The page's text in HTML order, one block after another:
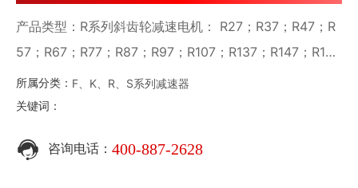
产品类型：R系列斜齿轮减速电机： R27；R37；R47；R
57；R67；R77；R87；R97；R107；R137；R147；R16
7；
所属分类： F、K、R、S系列减速器
关键词：
咨询电话： 400-887-2628